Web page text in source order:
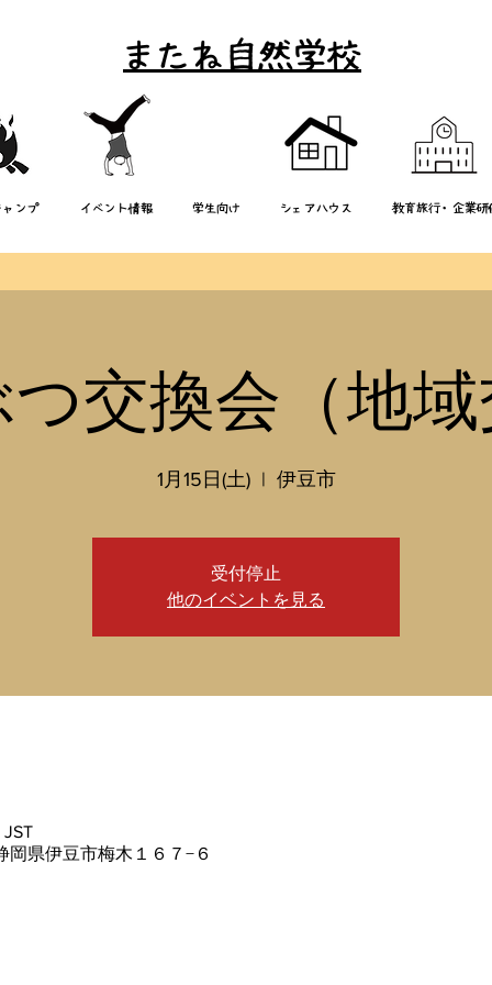
またね自然学校
ャンプ イベント情報 学生向け シェアハウス 教育旅行・企業研
交換会（地
1月15日(土)
  |
伊豆市
受付停止
他のイベントを見る
岡県伊豆市梅木１６７−６